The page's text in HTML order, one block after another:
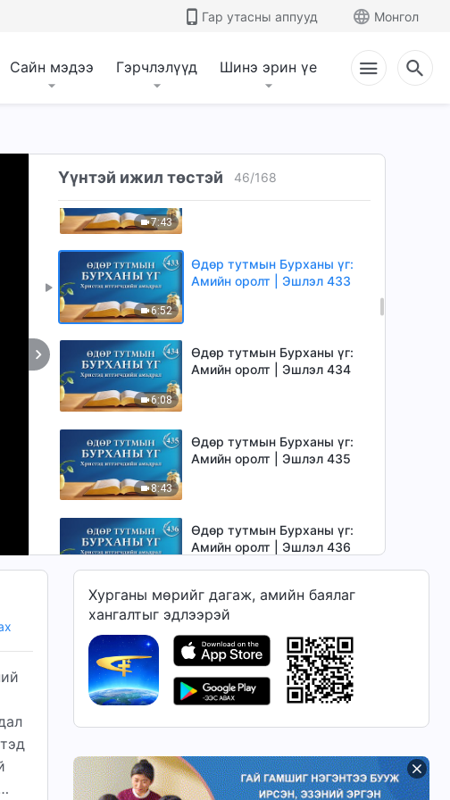
Гар утасны аппууд Монгол
Сайн мэдээ Гэрчлэлүүд Шинэ эрин үе
Үүнтэй ижил төстэй 46/168
Амийн оролт | Эшлэл 430
Өдөр тутмын Бурханы үг:
7:43
Өдөр тутмын Бурханы үг:
6:52
Өдөр тутмын Бурханы үг:
Амийн оролт | Эшлэл 433
6:08
Өдөр тутмын Бурханы үг:
Амийн оролт | Эшлэл 434
8:43
Өдөр тутмын Бурханы үг:
Амийн оролт | Эшлэл 435
Өдөр тутмын Бурханы үг:
Амийн оролт | Эшлэл 436
6:55
Өдөр тутмын Бурханы үг:
Амийн оролт | Эшлэл 437
9:17
Өдөр тутмын Бурханы үг:
Амийн оролт | Эшлэл 438
Өдөр тутмын Бурханы үг:
Хурганы мөрийг дагаж, амийн баялаг
хангалтыг эдлээрэй